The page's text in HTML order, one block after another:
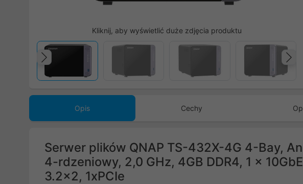
Kliknij, aby wyświetlić duże zdjęcia produktu
Poprzedni
Opis Cechy
Serwer plików QNAP TS-432X-4G 4-Bay,
4-rdzeniowy, 2,0 GHz, 4GB DDR4, 1 x
3.2x2, 1xPCIe